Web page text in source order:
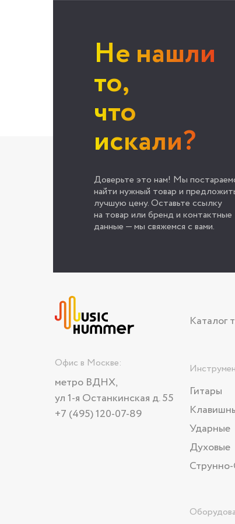
Не нашли
то,
что
искали?
Доверьте это нам! Мы
найти нужный товар и
лучшую цену. Оставьте ссылку
на товар или бренд и контактные
данные — мы свяжемся с вами.
Каталог
Гитары
Ударные
Духовые
Офис в Москве:
метро ВДНХ,
ул 1-я Останкинская д. 55
+7 (495) 120-07-89